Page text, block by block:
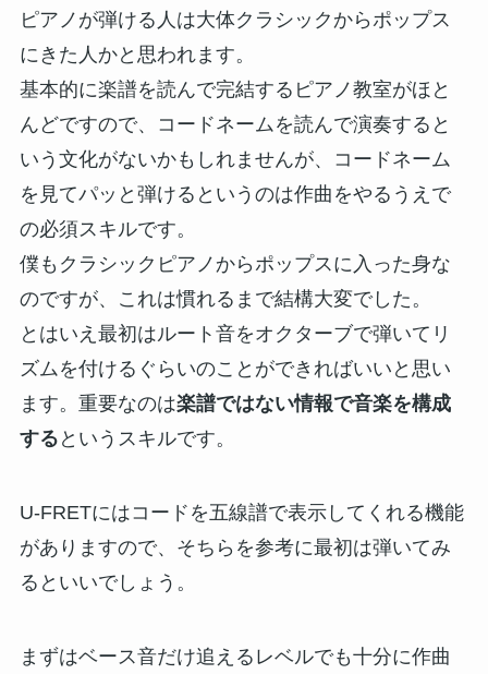
ピアノが弾ける人は大体クラシックからポップス
にきた人かと思われます。
基本的に楽譜を読んで完結するピアノ教室がほと
んどですので、コードネームを読んで演奏すると
いう文化がないかもしれませんが、コードネーム
を見てパッと弾けるというのは作曲をやるうえで
の必須スキルです。
僕もクラシックピアノからポップスに入った身な
のですが、これは慣れるまで結構大変でした。
とはいえ最初はルート音をオクターブで弾いてリ
ズムを付けるぐらいのことができればいいと思い
ます。重要なのは楽譜ではない情報で音楽を構成
する というスキルです。
U-FRETにはコードを五線譜で表示してくれる機能
がありますので、そちらを参考に最初は弾いてみ
るといいでしょう。
まずはベース音だけ追えるレベルでも十分に作曲